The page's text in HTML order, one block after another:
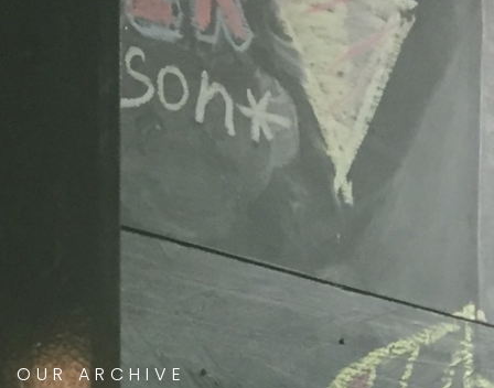
報告新飲水機
ENGLISH
下載 DOWNLOAD
OUR ARCHIVE